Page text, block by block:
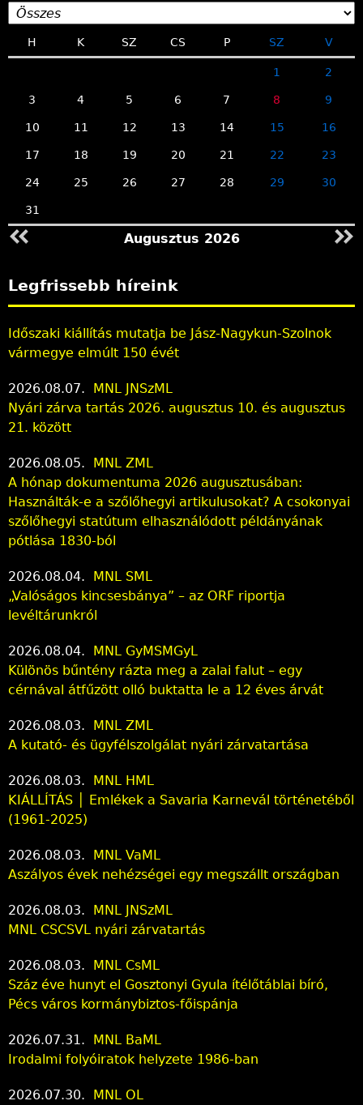
H K SZ CS P SZ V
1 2
3 4 5 6 7 8 9
10 11 12 13 14 15 16
17 18 19 20 21 22 23
24 25 26 27 28 29 30
31
Augusztus 2026
Legfrissebb híreink
Időszaki kiállítás mutatja be Jász-Nagykun-Szolnok
vármegye elmúlt 150 évét
2026.08.07.
MNL JNSzML
Nyári zárva tartás 2026. augusztus 10. és augusztus
21. között
2026.08.05.
MNL ZML
A hónap dokumentuma 2026 augusztusában:
Használták-e a szőlőhegyi artikulusokat? A csokonyai
szőlőhegyi statútum elhasználódott példányának
pótlása 1830-ból
2026.08.04.
MNL SML
„Valóságos kincsesbánya” – az ORF riportja
levéltárunkról
2026.08.04.
MNL GyMSMGyL
Különös bűntény rázta meg a zalai falut – egy
cérnával átfűzött olló buktatta le a 12 éves árvát
2026.08.03.
MNL ZML
A kutató- és ügyfélszolgálat nyári zárvatartása
2026.08.03.
MNL HML
KIÁLLÍTÁS │ Emlékek a Savaria Karnevál történetéből
(1961-2025)
2026.08.03.
MNL VaML
Aszályos évek nehézségei egy megszállt országban
2026.08.03.
MNL JNSzML
MNL CSCSVL nyári zárvatartás
2026.08.03.
MNL CsML
Száz éve hunyt el Gosztonyi Gyula ítélőtáblai bíró,
Pécs város kormánybiztos-főispánja
2026.07.31.
MNL BaML
Irodalmi folyóiratok helyzete 1986-ban
2026.07.30.
MNL OL